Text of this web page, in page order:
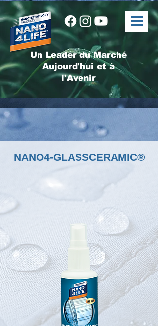
Un Leader du Marché
Aujourd'hui et à
l'Avenir
NANO4-GLASSCERAMIC®